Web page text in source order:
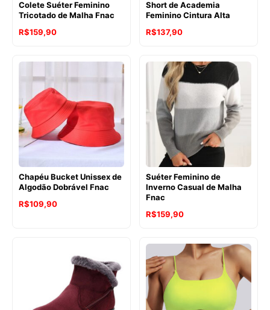
Colete Suéter Feminino
Tricotado de Malha Fnac
R$159,90
Short de Academia
Feminino Cintura Alta
R$137,90
Chapéu Bucket Unissex de
Algodão Dobrável Fnac
R$109,90
Suéter Feminino de
Inverno Casual de Malha
Fnac
R$159,90